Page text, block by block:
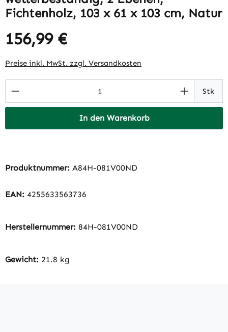
Fichtenholz, 103 x 61 x 103 cm, Natur
Regulärer Preis:
156,99 €
Preise inkl. MwSt. zzgl. Versandkosten
Produkt Anzahl: Gib den gewünschtenStk
In den Warenkorb
Produktnummer: A84H-081V00ND
EAN: 4255633563736
Herstellernummer: 84H-081V00ND
Gewicht: 21.8 kg